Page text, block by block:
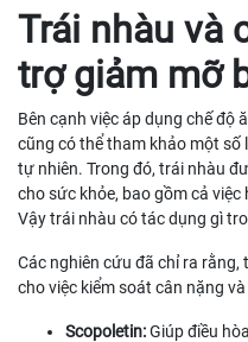
Trái nhàu và
trợ giảm mỡ
Bên cạnh việc áp dụng chế độ
cũng có thể tham khảo một
tự nhiên. Trong đó, trái nhàu
cho sức khỏe, bao gồm cả
Vậy trái nhàu có tác dụng gì
Các nghiên cứu đã chỉ ra
cho việc kiểm soát cân nặng
Scopoletin:Giúp điều